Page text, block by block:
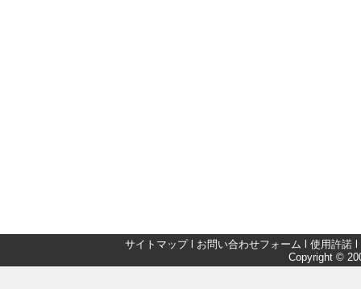
サイトマップl お問い合わせフォーム 使用許諾
Copyright ©